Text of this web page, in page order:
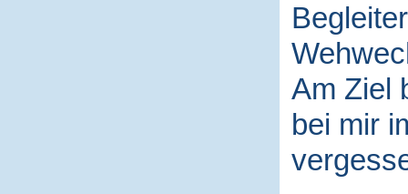
Am Ziel
bei mir